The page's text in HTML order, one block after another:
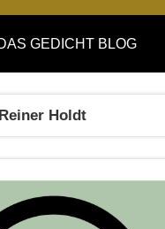
GEDICHT BLOG
Holdt